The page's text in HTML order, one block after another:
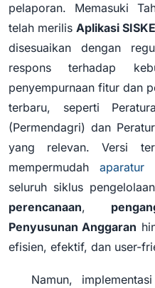
pelaporan. Memasuki
telah merilisAplikasi
disesuaikan dengan
respons terhadap
penyempurnaan fitur dan
terbaru, seperti
(Permendagri) dan
yang relevan. Versi
mempermudah aparatur
seluruh siklus
perencanaan,
Penyusunan Anggaran
efisien, efektif, dan user-
Namun,